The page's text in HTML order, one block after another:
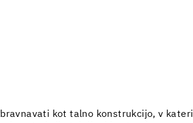
kot talno konstrukcijo, v kateri